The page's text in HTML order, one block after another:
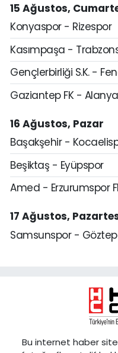
15 Ağustos,
Konyaspor - Rizespor
Kasımpaşa -
Gençlerbirliği S.K. -
Gaziantep FK -
16 Ağustos, Pazar
Başakşehir -
Beşiktaş - Eyüpspor
Amed - Erzurumspor
17 Ağustos,
Samsunspor -
Bu internet haber